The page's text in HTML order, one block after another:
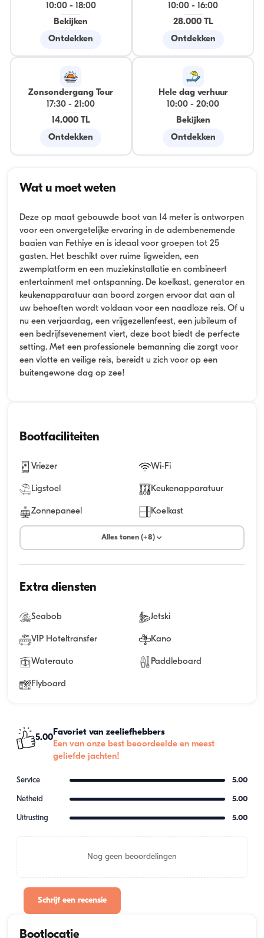
10:00-
18:00
Bekijken
Ontdekken
10:00 -
16:00
28.000 TL
Ontdekken
Zonsondergang Tour
17:30 -21:00
14.000 TL
Ontdekken
Hele dag verhuur
10:00 -20:00
Bekijken
Ontdekken
Wat u moet weten
Deze op maat gebouwde boot van 14 meter is ontworpen
voor een onvergetelijke ervaring in de adembenemende
baaien van Fethiye en is ideaal voor groepen tot 25
gasten. Het beschikt over ruime ligweiden, een
zwemplatform en een muziekinstallatie en combineert
entertainment met ontspanning. De koelkast, generator en
keukenapparatuur aan boord zorgen ervoor dat aan al
uw behoeften wordt voldaan voor een naadloze reis. Of u
nu een verjaardag, een vrijgezellenfeest, een jubileum of
een bedrijfsevenement viert, deze boot biedt de perfecte
setting. Met een professionele bemanning die zorgt voor
een vlotte en veilige reis, bereidt u zich voor op een
buitengewone dag op zee!
Bootfaciliteiten
Vriezer Wi-Fi
Ligstoel Keukenapparatuur
Zonnepaneel Koelkast
Alles tonen (+8)
Extra diensten
Seabob Jetski
VIP Hoteltransfer Kano
Waterauto Paddleboard
Flyboard
5.00
Favoriet van zeeliefhebbers
Een van onze best beoordeelde en meest
geliefde jachten!
Service 5.00
Netheid 5.00
Uitrusting 5.00
Nog geen beoordelingen
Schrijf een recensie
Bootlocatie